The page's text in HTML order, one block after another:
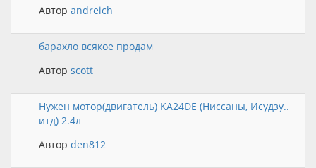
Автор andreich
барахло всякое продам
Автор scott
Нужен мотор(двигатель) KA24DE (Ниссаны, Исудзу..
итд) 2.4л
Автор den812